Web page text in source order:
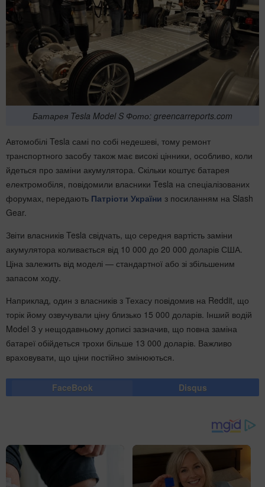
Батарея Tesla Model S Фото: greencarreports.com
Автомобілі Tesla самі по собі недешеві, тому ремонт
транспортного засобу також має високі цінники, особливо, коли
йдеться про заміни акумулятора. Скільки коштує батарея
електромобіля, повідомили власники Tesla на спеціалізованих
форумах, передають Патріоти України з посиланням на Slash
Gear.
Звіти власників Tesla свідчать, що середня вартість заміни
акумулятора коливається від 10 000 до 20 000 доларів США.
Ціна залежить від моделі — стандартної або зі збільшеним
запасом ходу.
Наприклад, один з власників з Техасу повідомив на Reddit, що
торік йому озвучували ціну близько 15 000 доларів. Інший водій
Model 3 у нещодавньому дописі зазначив, що повна заміна
батареї обійдеться трохи більше 13 000 доларів. Важливо
враховувати, що ціни постійно змінюються.
FaceBook Disqus